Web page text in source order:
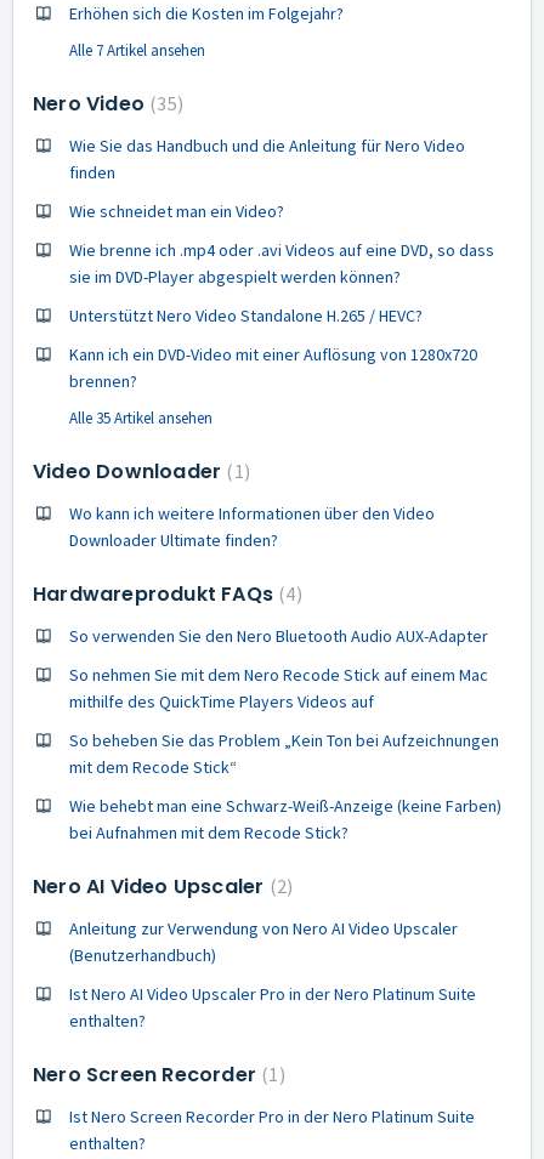
Erhöhen sich die Kosten im Folgejahr?
Alle 7 Artikel ansehen
Nero Video 35
Wie Sie das Handbuch und die Anleitung für Nero Video
finden
Wie schneidet man ein Video?
Wie brenne ich .mp4 oder .avi Videos auf eine DVD, so dass
sie im DVD-Player abgespielt werden können?
Unterstützt Nero Video Standalone H.265 / HEVC?
Kann ich ein DVD-Video mit einer Auflösung von 1280x720
brennen?
Alle 35 Artikel ansehen
Video Downloader 1
Wo kann ich weitere Informationen über den Video
Downloader Ultimate finden?
Hardwareprodukt FAQs 4
So verwenden Sie den Nero Bluetooth Audio AUX-Adapter
So nehmen Sie mit dem Nero Recode Stick auf einem Mac
mithilfe des QuickTime Players Videos auf
So beheben Sie das Problem „Kein Ton bei Aufzeichnungen
mit dem Recode Stick“
Wie behebt man eine Schwarz-Weiß-Anzeige (keine Farben)
bei Aufnahmen mit dem Recode Stick?
Nero AI Video Upscaler 2
Anleitung zur Verwendung von Nero AI Video Upscaler
(Benutzerhandbuch)
Ist Nero AI Video Upscaler Pro in der Nero Platinum Suite
enthalten?
Nero Screen Recorder 1
Ist Nero Screen Recorder Pro in der Nero Platinum Suite
enthalten?